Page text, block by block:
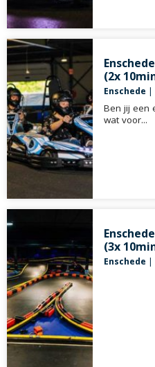
(2x
Enschede |
Ben jij een
wat voor...
(3x
Enschede |